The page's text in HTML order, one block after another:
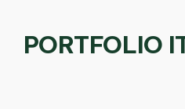
PORTFOLIO